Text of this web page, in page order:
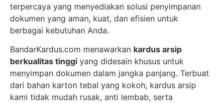
terpercaya yang menyediakan solusi penyimpanan
dokumen yang aman, kuat, dan efisien untuk
berbagai kebutuhan Anda.
BandarKardus.com menawarkan kardus arsip
berkualitas tinggi yang didesain khusus untuk
menyimpan dokumen dalam jangka panjang. Terbuat
dari bahan karton tebal yang kokoh, kardus arsip
kami tidak mudah rusak, anti lembab, serta